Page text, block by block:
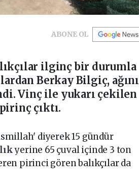
ABONE OL
ilginç bir durumla
Berkay Bilgiç, ağını
Vinç ile yukarı çekilen
çıktı.
diyerek 15 gündür
yerine 65 çuval içinde 3 ton
pirinci gören balıkçılar da